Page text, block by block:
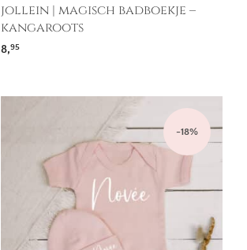
jollein | magisch badboekje –
kangaroots
8,95
-18%